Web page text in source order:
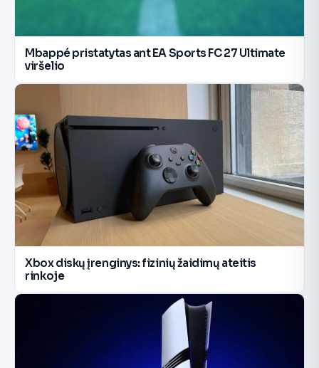
Mbappé pristatytas ant EA Sports FC 27 Ultimate
viršelio
Xbox diskų įrenginys: fizinių žaidimų ateitis
rinkoje